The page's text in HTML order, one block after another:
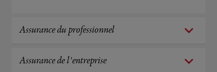
Assurance du professionnel
Assurance de l'entreprise